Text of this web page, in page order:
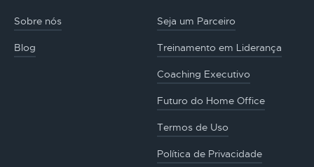
Sobre nós Seja um Parceiro
Blog Treinamento em Liderança
Coaching Executivo
Futuro do Home Office
Termos de Uso
Política de Privacidade